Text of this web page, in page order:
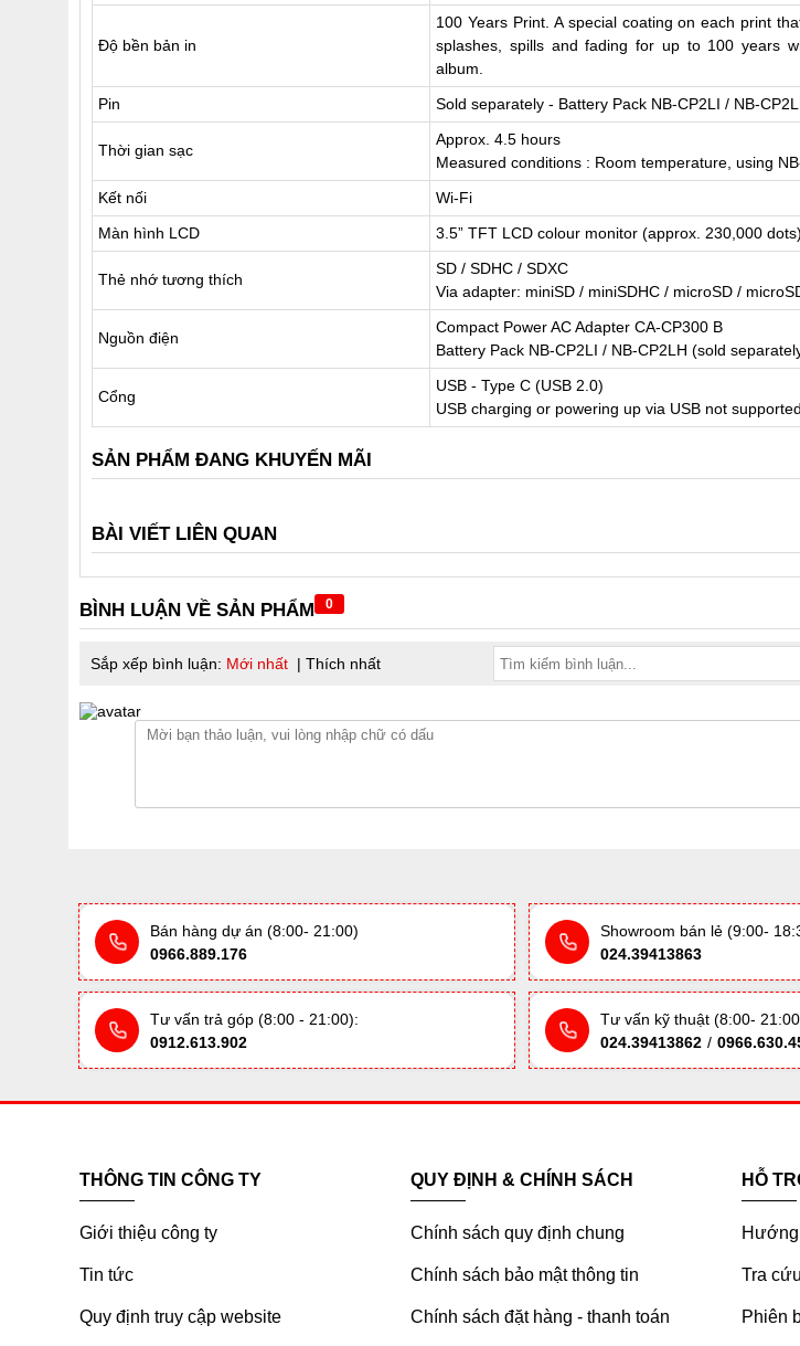
Độ bền bản in
100 Years Print. A special coating on each print
splashes, spills and fading for up to 100 years
album.
Pin
Sold separately - Battery Pack NB-CP2LI / NB-
Thời gian sạc
Approx. 4.5 hours
Measured conditions : Room temperature, using
Kết nối
Wi-Fi
Màn hình LCD
3.5” TFT LCD colour monitor (approx. 230,000 dots)
Thẻ nhớ tương thích
SD / SDHC / SDXC
Via adapter: miniSD / miniSDHC / microSD /
Nguồn điện
Compact Power AC Adapter CA-CP300 B
Battery Pack NB-CP2LI / NB-CP2LH (sold
Cổng
USB - Type C (USB 2.0)
USB charging or powering up via USB not supported
SẢN PHẨM ĐANG KHUYẾN MÃI
BÀI VIẾT LIÊN QUAN
BÌNH LUẬN VỀ SẢN PHẨM 0
Sắp xếp bình luận: Mới nhất | Thích nhất
Bán hàng dự án (8:00- 21:00)
0966.889.176
Showroom bán lẻ (9:00-
024.39413863
Tư vấn trả góp (8:00 - 21:00):
0912.613.902
Tư vấn kỹ thuật (8:00-
024.39413862 /
THÔNG TIN CÔNG TY
Giới thiệu công ty
Tin tức
Quy định truy cập website
QUY ĐỊNH & CHÍNH SÁCH
Chính sách quy định chung
Chính sách bảo mật thông tin
Chính sách đặt hàng - thanh toán
HỖ
Tra
Phiên